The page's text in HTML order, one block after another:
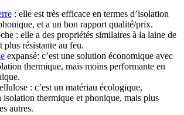
: elle est très efficace en termes d’isolation
et a un bon rapport qualité/prix.
: elle a des propriétés similaires à la laine de
plus résistante au feu.
expansé: c’est une solution économique avec
thermique, mais moins performante en
: c’est un matériau écologique,
isolation thermique et phonique, mais plus
autres.